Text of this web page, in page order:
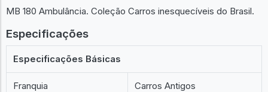
MB 180 Ambulância. Coleção Carros inesquecíveis do Brasil.
Especificações
Especificações Básicas
Franquia Carros Antigos